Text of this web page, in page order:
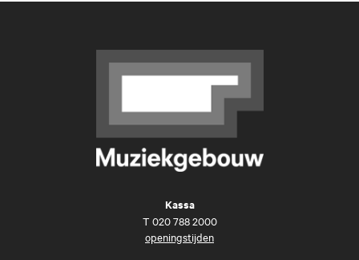
Kassa
T 020 788 2000
openingstijden